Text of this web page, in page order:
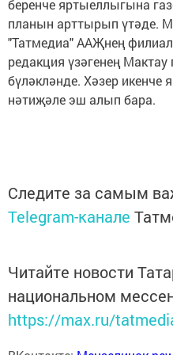
беренче яртыеллыгына
планын арттырып үтәде.
"Татмедиа" ААҖнең
редакция үзәгенең
бүләкләнде. Хәзер икенче
нәтиҗәле эш алып бара.
Следите за самым
Telegram-канале
Читайте новости
национальном
https://max.ru/